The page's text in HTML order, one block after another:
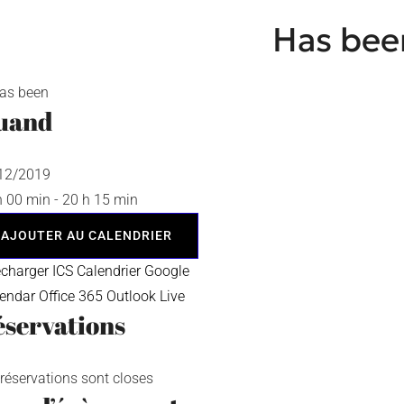
Has
2019
00 min - 20 h 15 min
AJOUTER AU CALENDRIER
ICS Calendrier Google
Office 365 Outlook Live
sont closes